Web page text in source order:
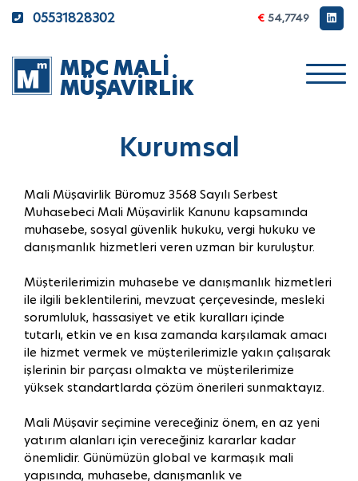
×
05531828302 € 54,7749
MDC MALİ
MÜŞAVİRLİK
Kurumsal
Mali Müşavirlik Büromuz 3568 Sayılı Serbest
Muhasebeci Mali Müşavirlik Kanunu kapsamında
muhasebe, sosyal güvenlik hukuku, vergi hukuku ve
danışmanlık hizmetleri veren uzman bir kuruluştur.
Müşterilerimizin muhasebe ve danışmanlık hizmetleri
ile ilgili beklentilerini, mevzuat çerçevesinde, mesleki
sorumluluk, hassasiyet ve etik kuralları içinde
tutarlı, etkin ve en kısa zamanda karşılamak amacı
ile hizmet vermek ve müşterilerimizle yakın çalışarak
işlerinin bir parçası olmakta ve müşterilerimize
yüksek standartlarda çözüm önerileri sunmaktayız.
Mali Müşavir seçimine vereceğiniz önem, en az yeni
yatırım alanları için vereceğiniz kararlar kadar
önemlidir. Günümüzün global ve karmaşık mali
yapısında, muhasebe, danışmanlık ve